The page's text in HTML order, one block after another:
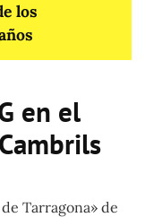
los
en el
Tarragona» de